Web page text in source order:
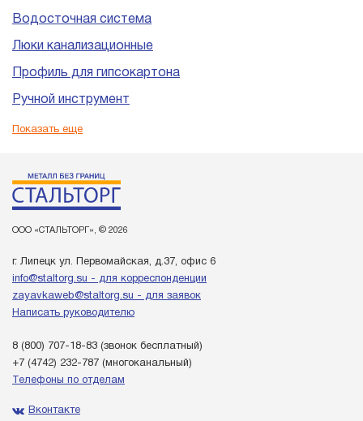
Водосточная система
Люки канализационные
Профиль для гипсокартона
Ручной инструмент
Пластиковые трубы и фитинги для канализации
Показать еще
ООО «СТАЛЬТОРГ», © 2026
г. Липецк ул. Первомайская, д.37, офис 6
info@staltorg.su - для корреспонденции
zayavkaweb@staltorg.su - для заявок
Написать руководителю
8 (800) 707-18-83 (звонок бесплатный)
+7 (4742) 232-787 (многоканальный)
Телефоны по отделам
Вконтакте